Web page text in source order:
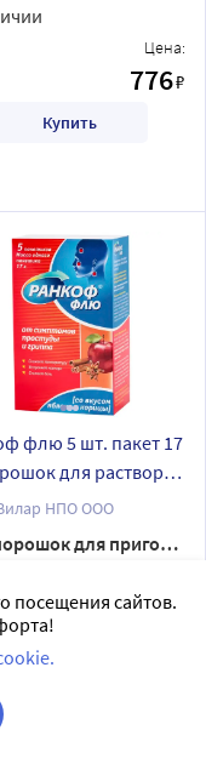
Цена:
776₽
Купить
флю 5 шт. пакет 17
для раствора
внутрь со
яблока и корицы
НПО ООО
для приготовления раствора
о поступлении
посещения сайтов.